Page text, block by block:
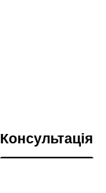
Консультація